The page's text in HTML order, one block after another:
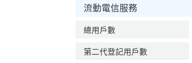
流動電信服務
總用戶數
第二代登記用戶數